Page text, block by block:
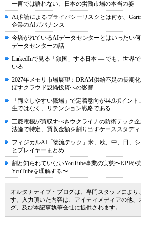
一言では語れない、日本の労働市場の本当の姿
AI推論によるプライバシーリスクとは何か、
企業のAIガバナンス
今騒がれているAIデータセンターとはいったい
データセンターの話
LinkedInで見る「鎖国」する日本 ― でも、世界
いる
2027年メモリ市場展望：DRAM供給不足の長期
ぼすクラウド設備投資への影響
「両立しやすい職場」で定着意向が44.9ポイン
生ではなく、リテンション戦略である
三菱電機が買収すべきウクライナの防衛テック
法論で特定、買収金額を割り出すケーススタディ
フィジカルAI「物流テック」米、欧、中、日、
とプレイヤーまとめ
割と知られていないYouTube事業の実態〜KPIや
YouTubeを理解する〜
オルタナティブ・ブログは、専門スタッフにより
す。入力頂いた内容は、アイティメディアの他、
グ、及び本記事執筆会社に提供されます。